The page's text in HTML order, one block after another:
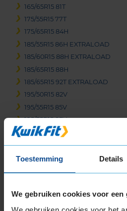
Toestemming Details
We gebruiken cookies voor een
165/65R15 81T
175/55R15 77T
175/65R15 84H
185/55R15 86H EXTRALOAD
185/60R15 88H EXTRALOAD
185/65R15 88H
185/65R15 92T EXTRALOAD
195/50R15 82V
195/55R15 85V
195/55R15 85V
195/60R15 88V
195/65R15 91H
195/65R15 91V
205/60R15 91V
205/65R15 94H